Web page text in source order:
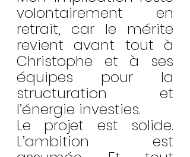
volontairement en
retrait, car le mérite
revient avant tout à
Christophe et à ses
équipes pour la
structuration et
l’énergie investies.
Le projet est solide.
L’ambition est